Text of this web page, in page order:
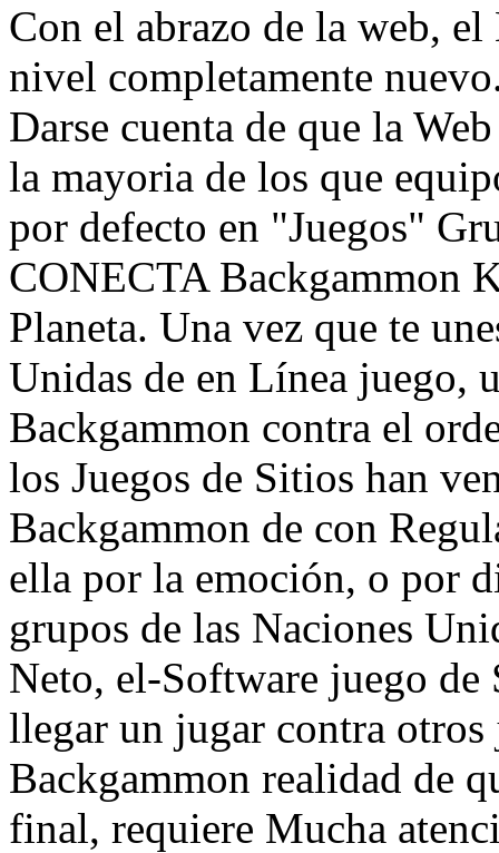
Con el abrazo de la web,
nivel completamente
Darse cuenta de que la
la mayoria de los que
por defecto en "Juegos"
CONECTA Backgammon
Planeta. Una vez que te
Unidas de en Línea juego,
Backgammon contra el
los Juegos de Sitios han
Backgammon de con
ella por la emoción, o por
grupos de las Naciones
Neto, el-Software juego de
llegar un jugar contra otros
Backgammon realidad de
final, requiere Mucha